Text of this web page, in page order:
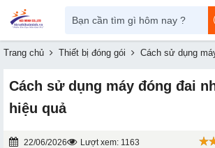
Trang chủ Thiết bị đóng gói Cách sử dụng
Cách sử dụng máy đóng đai
hiệu quả
22/06/2026 Lượt xem: 1163